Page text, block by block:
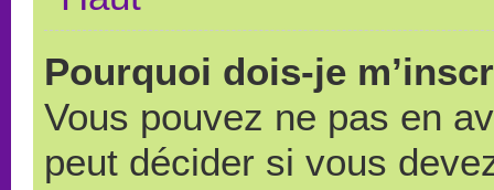
Pourquoi dois-je
Vous pouvez ne pas en
peut décider si vous